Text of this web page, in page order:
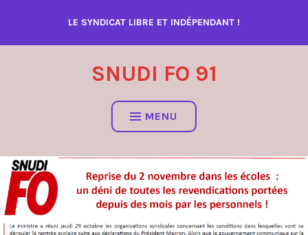
contenu
LE SYNDICAT LIBRE ET INDÉPENDANT !
SNUDI FO 91
MENU